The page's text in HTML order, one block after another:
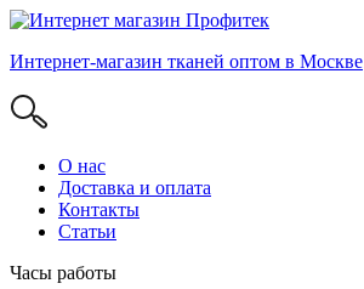
Интернет-магазин тканей оптом в Москве
О нас
Доставка и оплата
Контакты
Статьи
Часы работы